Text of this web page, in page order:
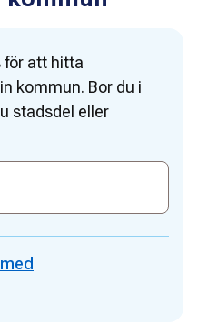
för att hitta
kommun. Bor du i
stadsdel eller